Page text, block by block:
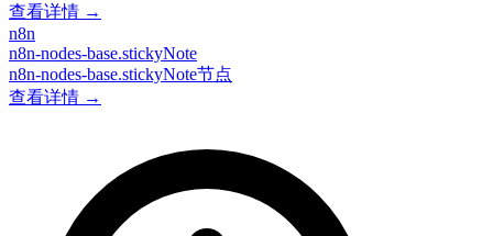
查看详情 →
n8n
n8n-nodes-base.stickyNote
n8n-nodes-base.stickyNote节点
查看详情 →